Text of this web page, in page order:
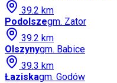
39.2 km
Podolszegm. Zator
39.2 km
Olszynygm. Babice
39.3 km
Łaziskagm. Godów